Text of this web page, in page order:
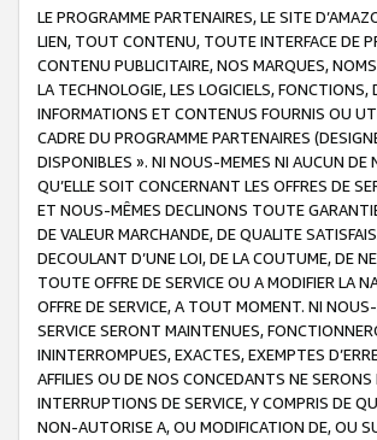
LE PROGRAMME PARTENAIRES, LE SITE
LIEN, TOUT CONTENU, TOUTE INTERFACE DE
CONTENU PUBLICITAIRE, NOS MARQUES,
LA TECHNOLOGIE, LES LOGICIELS,
INFORMATIONS ET CONTENUS FOURNIS OU
CADRE DU PROGRAMME PARTENAIRES
DISPONIBLES ». NI NOUS-MEMES NI AUCUN DE
QU’ELLE SOIT CONCERNANT LES OFFRES DE
ET NOUS-MÊMES DECLINONS TOUTE
DE VALEUR MARCHANDE, DE QUALITE
DECOULANT D’UNE LOI, DE LA COUTUME, DE
TOUTE OFFRE DE SERVICE OU A MODIFIER LA
OFFRE DE SERVICE, A TOUT MOMENT. NI
SERVICE SERONT MAINTENUES,
ININTERROMPUES, EXACTES, EXEMPTES
AFFILIES OU DE NOS CONCEDANTS NE
INTERRUPTIONS DE SERVICE, Y COMPRIS DE
NON-AUTORISE A, OU MODIFICATION DE, OU